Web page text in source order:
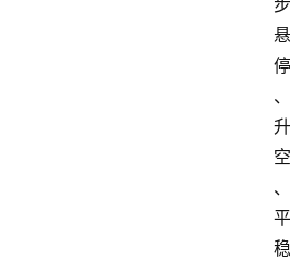
步
悬
停
、
升
空
、
平
稳